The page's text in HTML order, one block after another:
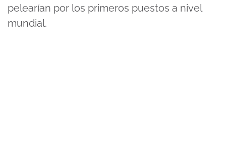
pelearían por los primeros puestos a nivel
mundial.